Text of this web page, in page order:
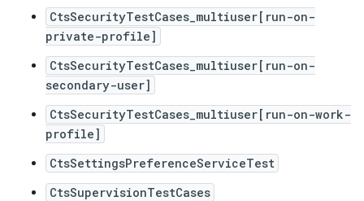
CtsSecurityTestCases_multiuser[run-on-
private-profile]
CtsSecurityTestCases_multiuser[run-on-
secondary-user]
CtsSecurityTestCases_multiuser[run-on-work-
profile]
CtsSettingsPreferenceServiceTest
CtsSupervisionTestCases